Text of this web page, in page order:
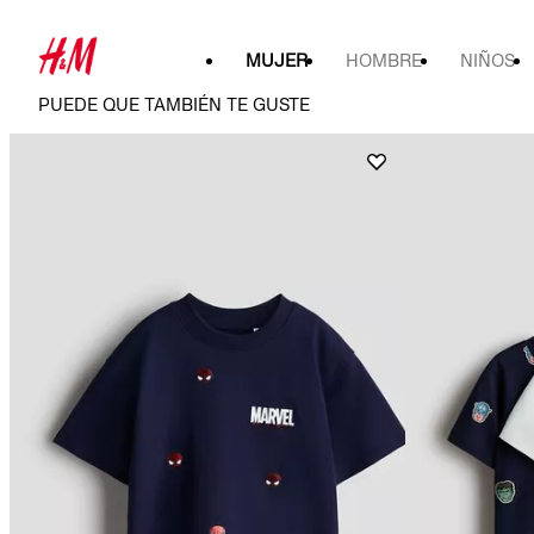
MUJER HOMBRE NIÑOS
PUEDE QUE TAMBIÉN TE GUSTE